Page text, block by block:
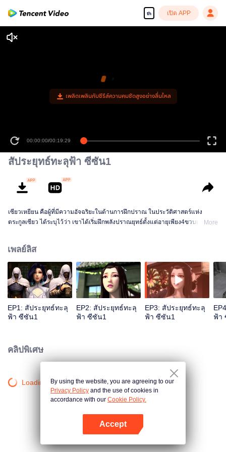
th เปิด APP
00:00:00/00:19:29
สัประยุทธ์ทะลุฟ้า ซีซัน1
เซียวเหยียน คือผู้ที่มีความอัจฉริยะในด้านการฝึกปราณ ในประวัติศาสตร์แห่ง
ตระกูลเซียว ได้ระบุไว้ว่า เขาได้เริ่มฝึกพลังปราณยุทธ์ตั้งแต่อายุเพียง4ขวบเท่านั้น
ตอนที่เขาอายุครบ12ปีเขากลับได้สูญเสียความสามารถในการใช้พลังปราณไปจน
เหลือพลังปราณยุทธ์แค่เพียงขั้นที่3เท่านั้น ในช่วงเวลานั้นเองชีวิตเซียวเหยียนก็
เปลี่ยนไป คนรอบข้างต่างดูถูกเหยียดหยาม และสารพัดปัญหาที่ถาโถมเข้าใส่ทำให้
เขารู้สึกท้อแท้และหมดหวังกับชีวิตเป็นอย่างมาก เซียวเหยียนจะกลับมาเป็นสุดยอด
นักปราณยุทธ์ได้หรือไม่ จะมีหนทางใดที่ทำให้เขาหลุดพ้นจากความทุกข์นี้ได้ โปรด
More
เพลย์ลิส
EP1: สัประยุทธ์ทะลุ
ฟ้า ซีซัน1
EP2: สัประยุทธ์ทะลุ
ฟ้า ซีซัน1
EP3: สัประยุทธ์ทะลุ
ฟ้า ซีซัน1
ฟ้า
คลิปพิเศษ
Loading…By using the website, you are agreeing to our
Privacy Policy and the use of cookies in
accordance with our Cookie Policy.
Accept